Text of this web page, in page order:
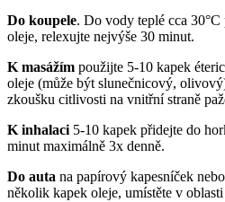
Do koupele. Do vody teplé cca
oleje, relexujte nejvýše 30 minut.
K masážím použijte 5-10 kapek
oleje (může být slunečnicový,
zkoušku citlivosti na vnitřní straně
K inhalaci 5-10 kapek přidejte do
minut maximálně 3x denně.
Do auta na papírový kapesníček
několik kapek oleje, umístěte v